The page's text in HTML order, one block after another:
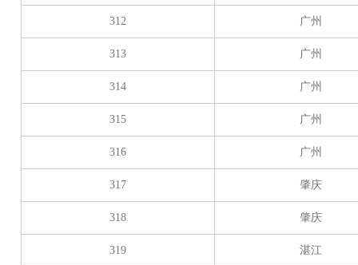
312 广州
313 广州
314 广州
315 广州
316 广州
317 肇庆
318 肇庆
319 湛江